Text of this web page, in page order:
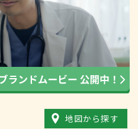
地図から探す